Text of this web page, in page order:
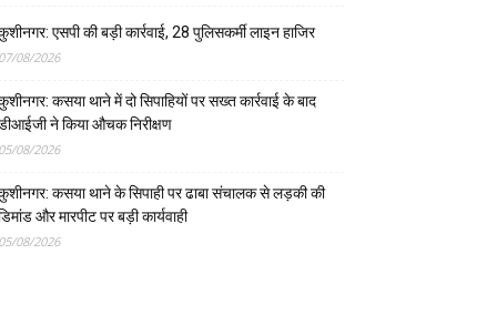
एसपी की बड़ी कार्रवाई, 28 पुलिसकर्मी लाइन हाजिर
08/2026
कसया थाने में दो सिपाहियों पर सख्त कार्रवाई के बाद
ने किया औचक निरीक्षण
08/2026
कसया थाने के सिपाही पर ढाबा संचालक से लड़की की
और मारपीट पर बड़ी कार्यवाही
08/2026